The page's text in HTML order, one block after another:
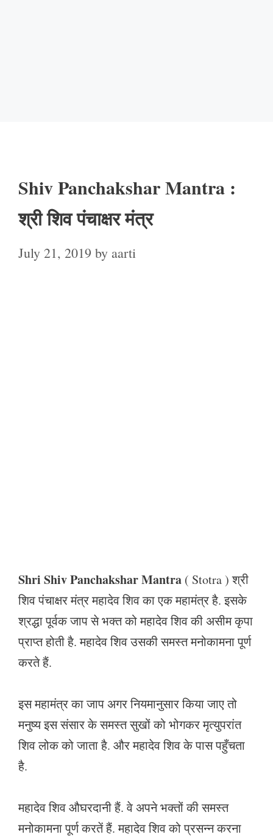
Shiv Panchakshar Mantra :
श्री शिव पंचाक्षर मंत्र
July 21, 2019 by aarti
Shri Shiv Panchakshar Mantra ( Stotra ) श्री
शिव पंचाक्षर मंत्र महादेव शिव का एक महामंत्र है. इसके
श्रद्धा पूर्वक जाप से भक्त को महादेव शिव की असीम कृपा
प्राप्त होती है. महादेव शिव उसकी समस्त मनोकामना पूर्ण
करते हैं.
इस महामंत्र का जाप अगर नियमानुसार किया जाए तो
मनुष्य इस संसार के समस्त सुखों को भोगकर मृत्युपरांत
शिव लोक को जाता है. और महादेव शिव के पास पहुँचता
है.
महादेव शिव औघरदानी हैं. वे अपने भक्तों की समस्त
मनोकामना पूर्ण करतें हैं. महादेव शिव को प्रसन्न करना